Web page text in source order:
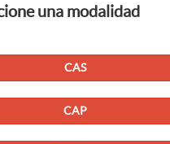
una modalidad
CAS
CAP